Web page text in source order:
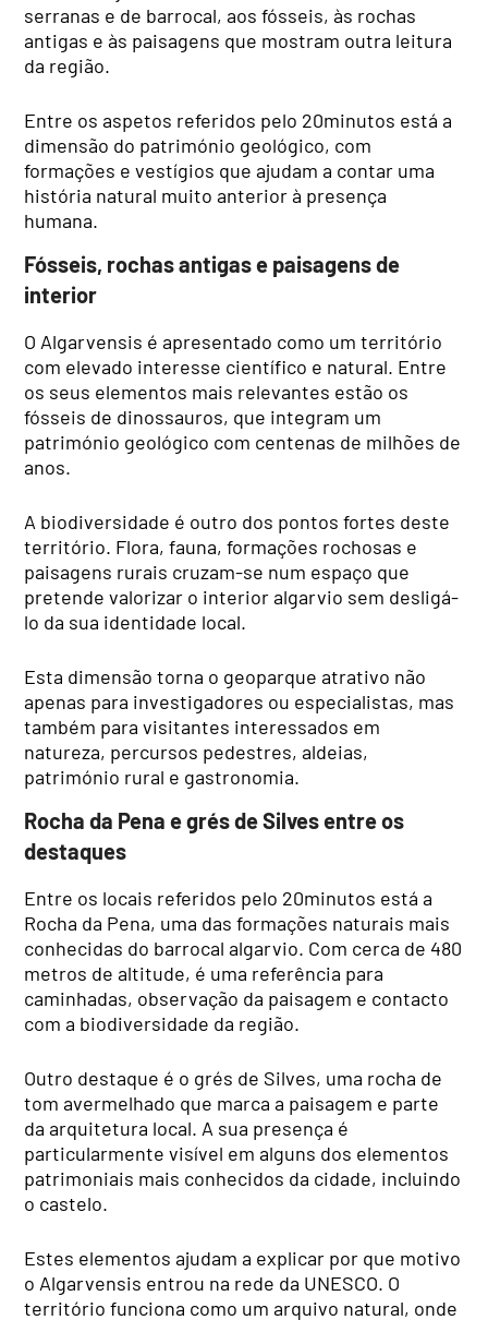
serranas e de barrocal, aos fósseis, às rochas
antigas e às paisagens que mostram outra leitura
da região.
Entre os aspetos referidos pelo 20minutos está a
dimensão do património geológico, com
formações e vestígios que ajudam a contar uma
história natural muito anterior à presença
humana.
Fósseis, rochas antigas e paisagens de
interior
O Algarvensis é apresentado como um território
com elevado interesse científico e natural. Entre
os seus elementos mais relevantes estão os
fósseis de dinossauros, que integram um
património geológico com centenas de milhões de
anos.
A biodiversidade é outro dos pontos fortes deste
território. Flora, fauna, formações rochosas e
paisagens rurais cruzam-se num espaço que
pretende valorizar o interior algarvio sem desligá-
lo da sua identidade local.
Esta dimensão torna o geoparque atrativo não
apenas para investigadores ou especialistas, mas
também para visitantes interessados em
natureza, percursos pedestres, aldeias,
património rural e gastronomia.
Rocha da Pena e grés de Silves entre os
destaques
Entre os locais referidos pelo 20minutos está a
Rocha da Pena, uma das formações naturais mais
conhecidas do barrocal algarvio. Com cerca de 480
metros de altitude, é uma referência para
caminhadas, observação da paisagem e contacto
com a biodiversidade da região.
Outro destaque é o grés de Silves, uma rocha de
tom avermelhado que marca a paisagem e parte
da arquitetura local. A sua presença é
particularmente visível em alguns dos elementos
patrimoniais mais conhecidos da cidade, incluindo
o castelo.
Estes elementos ajudam a explicar por que motivo
o Algarvensis entrou na rede da UNESCO. O
território funciona como um arquivo natural, onde